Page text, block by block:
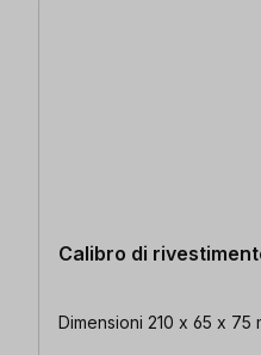
15 articoli trovati
Calibro di
Dimensioni 210 x 65 x 75